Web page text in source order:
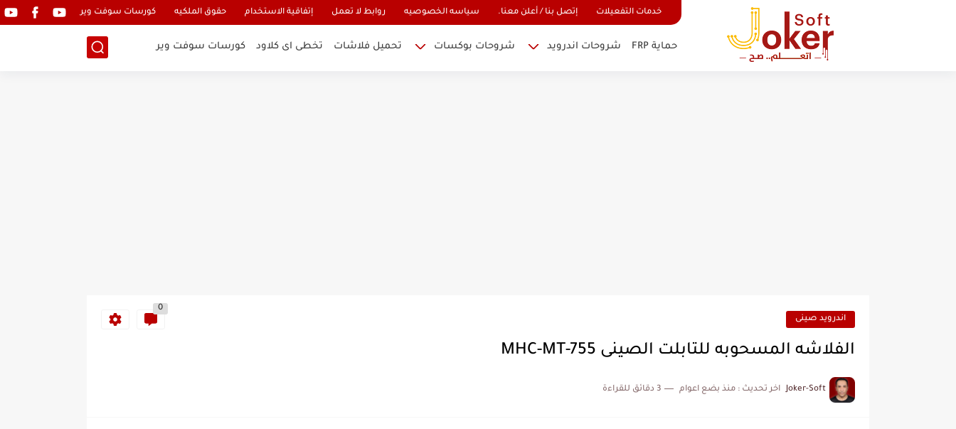
خدمات التفعيلات إتصل بنا / أعلن معنا. سياسه الخصوصيه روابط لا تعمل إتفاقية الاستخدام حقوق الملكيه كورسات سوفت وير
حماية FRP شروحات اندرويد شروحات بوكسات تحميل فلاشات تخطى اى كلاود كورسات سوفت وير
اندرويد صينى
0
الفلاشه المسحوبه للتابلت الصينى MHC-MT-755
Joker-Soft اخر تحديث : منذ بضع اعوام 3 دقائق للقراءة